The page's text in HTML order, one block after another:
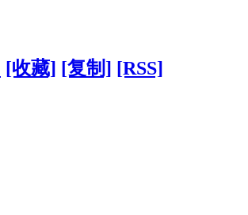
[收藏] [复制] [RSS]